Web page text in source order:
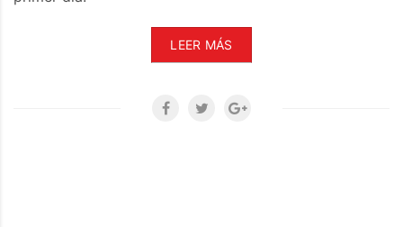
LEER MÁS